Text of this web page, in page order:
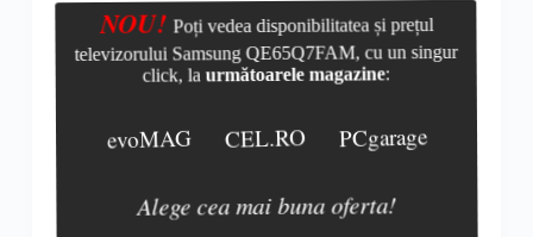
NOU! Poți vedea disponibilitatea și prețul
televizorului Samsung QE65Q7FAM, cu un singur
click, la următoarele magazine:
evoMAG CEL.RO PCgarage
Alege cea mai buna oferta!